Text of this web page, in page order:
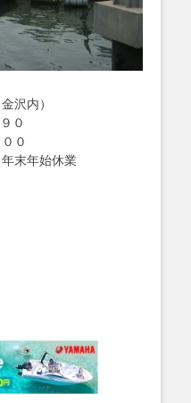
沢内）
０
０
末年始休業